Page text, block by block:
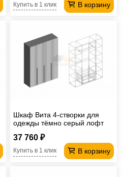
В корзину
Купить в 1 клик
Шкаф Вита 4-створки для
одежды тёмно серый лофт
37 760 ₽
В корзину
Купить в 1 клик